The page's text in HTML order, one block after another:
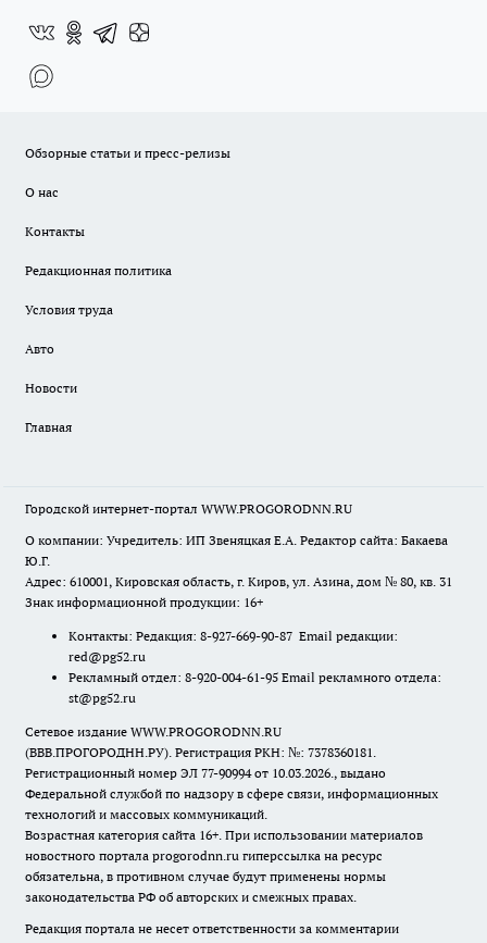
Обзорные статьи и пресс-релизы
О нас
Контакты
Редакционная политика
Условия труда
Авто
Новости
Главная
Городской интернет-портал WWW.PROGORODNN.RU
О компании: Учредитель: ИП Звеняцкая Е.А. Редактор сайта: Бакаева
Ю.Г.
Адрес: 610001, Кировская область, г. Киров, ул. Азина, дом № 80, кв. 31
Знак информационной продукции: 16+
Контакты: Редакция: 8-927-669-90-87 Email редакции:
red@pg52.ru
Рекламный отдел: 8-920-004-61-95 Email рекламного отдела:
st@pg52.ru
Сетевое издание WWW.PROGORODNN.RU
(ВВВ.ПРОГОРОДНН.РУ). Регистрация РКН: №: 7378360181.
Регистрационный номер ЭЛ 77-90994 от 10.03.2026., выдано
Федеральной службой по надзору в сфере связи, информационных
технологий и массовых коммуникаций.
Возрастная категория сайта 16+. При использовании материалов
новостного портала progorodnn.ru гиперссылка на ресурс
обязательна, в противном случае будут применены нормы
законодательства РФ об авторских и смежных правах.
Редакция портала не несет ответственности за комментарии